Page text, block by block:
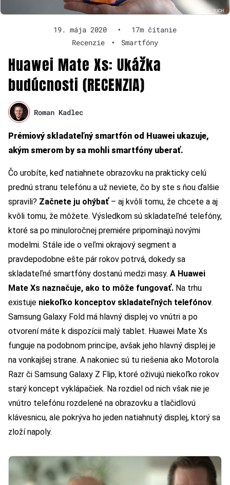
19. mája 2020 •
17m čítanie
Recenzie
• Smartfóny
Huawei Mate Xs: Ukážka
budúcnosti (RECENZIA)
Roman Kadlec
Prémiový skladateľný smartfón od Huawei ukazuje,
akým smerom by sa mohli smartfóny uberať.
Čo urobíte, keď natiahnete obrazovku na prakticky celú
prednú stranu telefónu a už neviete, čo by ste s ňou ďalšie
spravili? Začnete ju ohýbať– aj kvôli tomu, že chcete a aj
kvôli tomu, že môžete. Výsledkom sú skladateľné telefóny,
ktoré sa po minuloročnej premiére pripomínajú novými
modelmi. Stále ide o veľmi okrajový segment a
pravdepodobne ešte pár rokov potrvá, dokedy sa
skladateľné smartfóny dostanú medzi masy. A Huawei
Mate Xs naznačuje, ako to môže fungovať. Na trhu
existuje niekoľko konceptov skladateľných telefónov.
Samsung Galaxy Fold má hlavný displej vo vnútri a po
otvorení máte k dispozícii malý tablet. Huawei Mate Xs
funguje na podobnom princípe, avšak jeho hlavný displej je
na vonkajšej strane. A nakoniec sú tu riešenia ako Motorola
Razr či Samsung Galaxy Z Flip, ktoré oživujú niekoľko rokov
starý koncept vyklápačiek. Na rozdiel od nich však nie je
vnútro telefónu rozdelené na obrazovku a tlačidlovú
klávesnicu, ale pokrýva ho jeden natiahnutý displej, ktorý sa
zloží napoly.